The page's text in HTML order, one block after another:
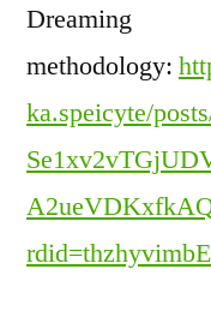
Dreaming
methodology:
ka.speicyte/